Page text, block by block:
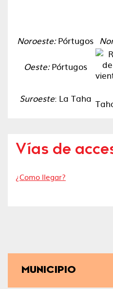
MUNICIPIO
Noroeste:Pórtugos
Oeste:Pórtugos
Suroeste: La Taha
Vías de
¿Como llegar?